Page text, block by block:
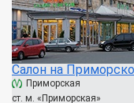
Салон на
Приморская
ст. м. «Приморская»